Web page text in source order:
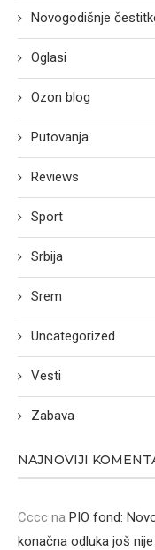
Novogodišnje
Oglasi
Ozon blog
Putovanja
Reviews
Sport
Srbija
Srem
Uncategorized
Vesti
Zabava
NAJNOVIJI
Cccc na PIO fond:
konačna odluka još